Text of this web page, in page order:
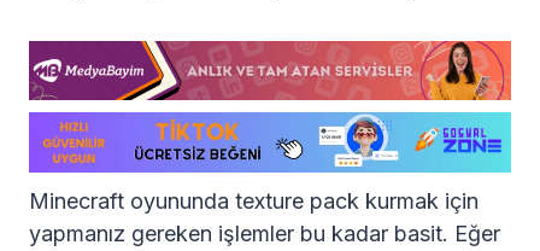
Minecraft oyununda texture pack kurmak için
yapmanız gereken işlemler bu kadar basit. Eğer